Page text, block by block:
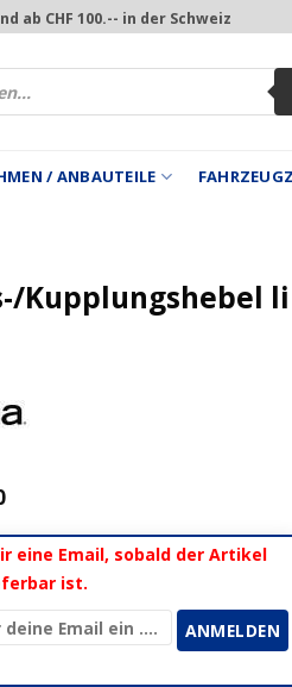
ab CHF 100.-- in der Schweiz
/ ANBAUTEILE
Kupplungshebel
eine Email, sobald der Artikel
ist.